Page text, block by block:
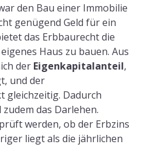
den Bau einer Immobilie
genügend Geld für ein
das Erbbaurecht die
Haus zu bauen. Aus
der Eigenkapitalanteil,
und der
gleichzeitig. Dadurch
das Darlehen.
werden, ob der Erbzins
liegt als die jährlichen